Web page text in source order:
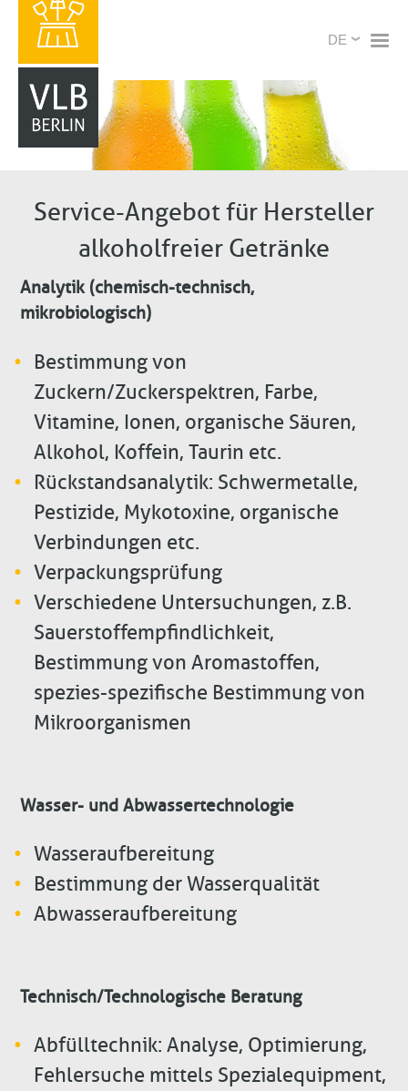
Inhalt
X
Select
Service-Angebot für Hersteller
alkoholfreier Getränke
Analytik (chemisch-technisch,
mikrobiologisch)
Bestimmung von
Zuckern/Zuckerspektren, Farbe,
Vitamine, Ionen, organische Säuren,
Alkohol, Koffein, Taurin etc.
Rückstandsanalytik: Schwermetalle,
Pestizide, Mykotoxine, organische
Verbindungen etc.
Verpackungsprüfung
Verschiedene Untersuchungen, z.B.
Sauerstoffempfindlichkeit,
Bestimmung von Aromastoffen,
spezies-spezifische Bestimmung von
Mikroorganismen
Wasser- und Abwassertechnologie
Wasseraufbereitung
Bestimmung der Wasserqualität
Abwasseraufbereitung
Technisch/Technologische Beratung
Abfülltechnik: Analyse, Optimierung,
Fehlersuche mittels Spezialequipment,